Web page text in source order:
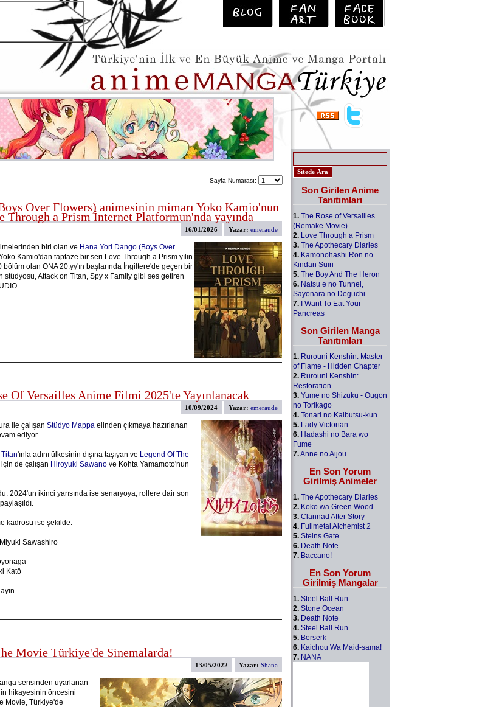
Sayfa Numarası:
Over Flowers) animesinin mimarı Yoko Kamio'nun
Through a Prism İnternet Platformun'nda yayında
Yazar: emeraude
16/01/2026
biri olan ve Hana Yori Dango (Boys Over
Kamio'dan taptaze bir seri Love Through a Prism yılın
bölüm olan ONA 20.yy'ın başlarında İngiltere'de geçen bir
stüdyosu, Attack on Titan, Spy x Family gibi ses getiren
Of Versailles Anime Filmi 2025'te Yayınlanacak
Yazar: emeraude
10/09/2024
ile çalışan Stüdyo Mappaelinden çıkmaya hazırlanan
ediyor.
'ınla adını ülkesinin dışına taşıyan ve Legend Of The
de çalışan Hiroyuki Sawanove Kohta Yamamoto'nun
2024'un ikinci yarısında ise senaryoya, rollere dair son
kadrosu ise şekilde:
Sawashiro
Katō
Movie Türkiye'de Sinemalarda!
Yazar: Shana
13/05/2022
serisinden uyarlanan
hikayesinin öncesini
Movie, Türkiye'de
Son Girilen Anime
Tanıtımları
1. The Rose of Versailles
(Remake Movie)
2. Love Through a Prism
3. The Apothecary Diaries
4. Kamonohashi Ron no
Kindan Suiri
5. The Boy And The Heron
6. Natsu e no Tunnel,
Sayonara no Deguchi
7. I Want To Eat Your
Pancreas
Son Girilen Manga
Tanıtımları
1. Rurouni Kenshin: Master
of Flame - Hidden Chapter
2. Rurouni Kenshin:
Restoration
3. Yume no Shizuku - Ougon
no Torikago
4. Tonari no Kaibutsu-kun
5. Lady Victorian
6. Hadashi no Bara wo
Fume
7.Anne no Aijou
En Son Yorum
Girilmiş Animeler
1. The Apothecary Diaries
2. Koko wa Green Wood
3. Clannad After Story
4. Fullmetal Alchemist 2
5. Steins Gate
6. Death Note
7. Baccano!
En Son Yorum
Girilmiş Mangalar
1. Steel Ball Run
2. Stone Ocean
3. Death Note
4. Steel Ball Run
5. Berserk
6. Kaichou Wa Maid-sama!
7. NANA